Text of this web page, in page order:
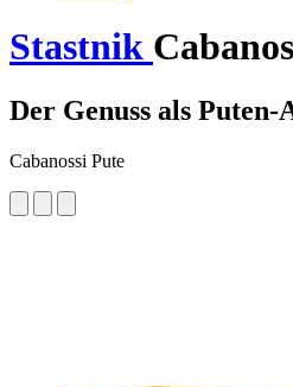
Stastnik
Der Genuss als
Cabanossi Pute